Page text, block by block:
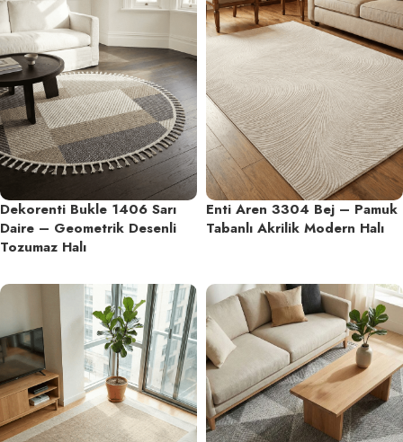
Dekorenti Bukle 1406 Sarı
Daire – Geometrik Desenli
Tozumaz Halı
Enti Aren 3304 Bej – Pamuk
Tabanlı Akrilik Modern Halı